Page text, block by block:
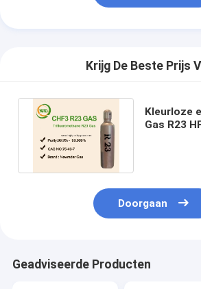
Krijg De Beste Prijs
Kleurloze
Gas R23
Doorgaan
Geadviseerde Producten